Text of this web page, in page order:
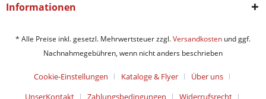
Informationen
* Alle Preise inkl. gesetzl. Mehrwertsteuer zzgl.Versandkosten und ggf.
Nachnahmegebühren, wenn nicht anders beschrieben
Cookie-Einstellungen Kataloge & Flyer
Über uns
UnserKontakt
Zahlungsbedingungen
Widerrufsrecht